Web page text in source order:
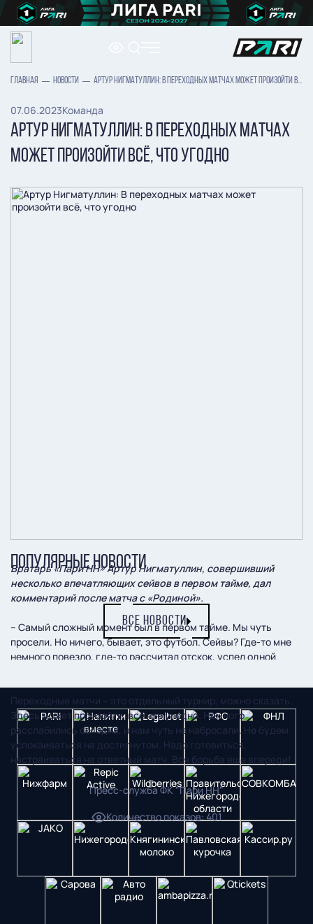
ГЛАВНАЯ НОВОСТИ АРТУР НИГМАТУЛЛИН: В ПЕРЕХОДНЫХ МАТЧАХ МОЖЕТ ПРОИЗОЙТИ ВСЁ, ЧТО УГОДНО
07.06.2023Команда
АРТУР НИГМАТУЛЛИН: В ПЕРЕХОДНЫХ МАТЧАХ
МОЖЕТ ПРОИЗОЙТИ ВСЁ, ЧТО УГОДНО
Вратарь «Пари НН» Артур Нигматуллин, совершивший
несколько впечатляющих сейвов в первом тайме, дал
комментарий после матча с «Родиной».
– Самый сложный момент был в первом тайме. Мы чуть
просели. Но ничего, бывает, это футбол. Сейвы? Где‑то мне
немного повезло, где-то рассчитал отскок, успел одной
Переходные матчи – это отдельный турнир, можно сказать.
Здесь может произойти, всё что угодно. Немного
расслабились сегодня, и нам чуть не набросали. Не будем
успокаиваться на достигнутом. Надо готовиться,
настраиваться на ответный матч. Вся борьба еще впереди!
Пресс-служба ФК "Пари НН"
Количество показов:401
ПОПУЛЯРНЫЕ НОВОСТИ
ВСЕ НОВОСТИ